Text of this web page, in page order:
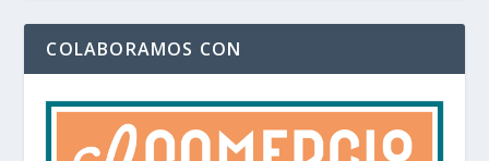
COLABORAMOS CON